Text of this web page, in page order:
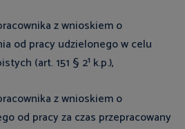
z wnioskiem o
od pracy udzielonego w celu
(art. 151 § 2¹ k.p.),
z wnioskiem o
od pracy za czas przepracowany